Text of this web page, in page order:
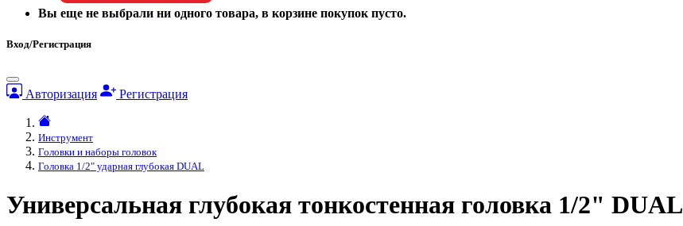
Вы еще не выбрали ни одного товара, в корзине покупок пусто.
Вход/Регистрация
Авторизация Регистрация
Инструмент
Головки и наборы головок
Головка 1/2" ударная глубокая DUAL
Универсальная глубокая тонкостенная головка 1/2" DUAL